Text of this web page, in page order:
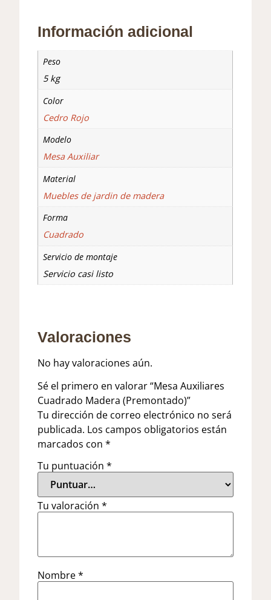
Información adicional
Peso
5 kg
Color
Cedro Rojo
Modelo
Mesa Auxiliar
Material
Muebles de jardin de madera
Forma
Cuadrado
Servicio de montaje
Servicio casi listo
Valoraciones
No hay valoraciones aún.
Sé el primero en valorar “Mesa Auxiliares
Cuadrado Madera (Premontado)”
Tu dirección de correo electrónico no será
publicada. Los campos obligatorios están
marcados con*
Tu puntuación*
Tu valoración*
Nombre*